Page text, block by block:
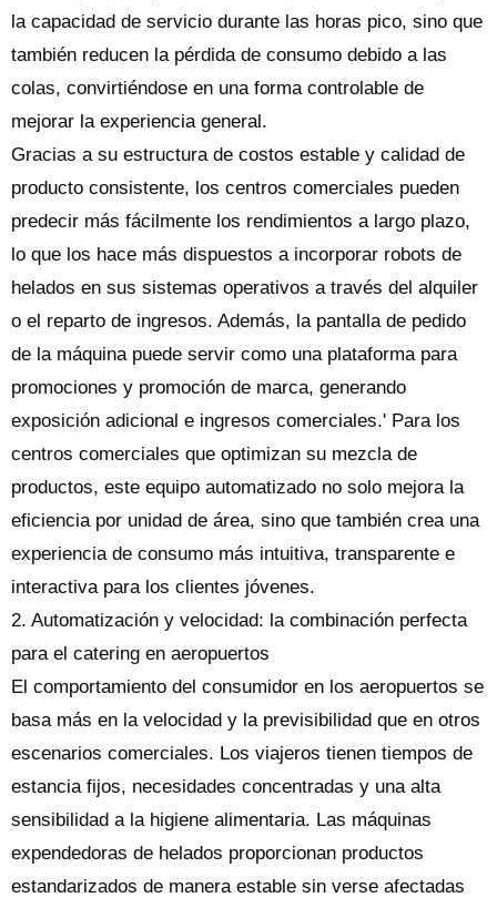
la capacidad de servicio durante las horas pico, sino que
también reducen la pérdida de consumo debido a las
colas, convirtiéndose en una forma controlable de
mejorar la experiencia general.
Gracias a su estructura de costos estable y calidad de
producto consistente, los centros comerciales pueden
predecir más fácilmente los rendimientos a largo plazo,
lo que los hace más dispuestos a incorporar robots de
helados en sus sistemas operativos a través del alquiler
o el reparto de ingresos. Además, la pantalla de pedido
de la máquina puede servir como una plataforma para
promociones y promoción de marca, generando
exposición adicional e ingresos comerciales.' Para los
centros comerciales que optimizan su mezcla de
productos, este equipo automatizado no solo mejora la
eficiencia por unidad de área, sino que también crea una
experiencia de consumo más intuitiva, transparente e
interactiva para los clientes jóvenes.
2. Automatización y velocidad: la combinación perfecta
para el catering en aeropuertos
El comportamiento del consumidor en los aeropuertos se
basa más en la velocidad y la previsibilidad que en otros
escenarios comerciales. Los viajeros tienen tiempos de
estancia fijos, necesidades concentradas y una alta
sensibilidad a la higiene alimentaria. Las máquinas
expendedoras de helados proporcionan productos
estandarizados de manera estable sin verse afectadas